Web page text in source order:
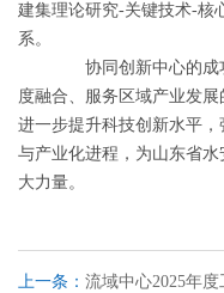
建集理论研究-关键技术-核
系。
协同创新中心的成
度融合、服务区域产业发
进一步提升科技创新水平
与产业化进程，为山东省
大力量。
上一条： 流域中心2025年